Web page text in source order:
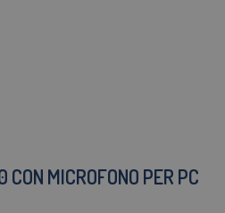
MICROFONO PER PC